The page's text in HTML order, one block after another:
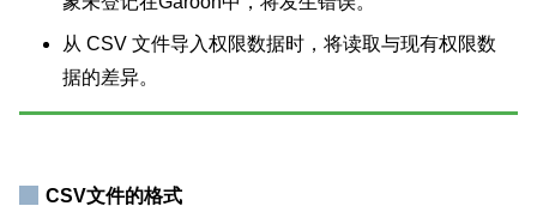
从 CSV 文件导入权限数据时，将读取与现有权限数
据的差异。
CSV文件的格式